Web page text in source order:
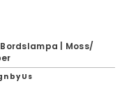
| Moss/
by Us